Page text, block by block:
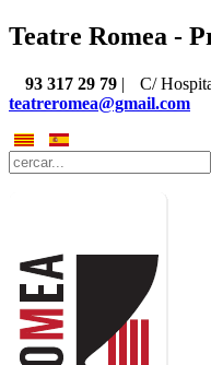
Teatre Romea -
93 317 29 79 |
C/
teatreromea@gmail.com